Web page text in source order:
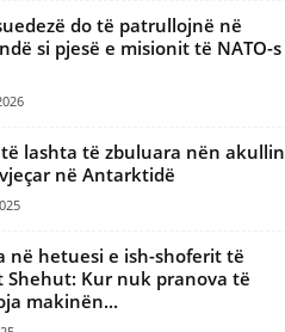
do të patrullojnë në
si pjesë e misionit të NATO-s
lashta të zbuluara nën akullin
në Antarktidë
në hetuesi e ish-shoferit të
Shehut: Kur nuk pranova të
makinën...